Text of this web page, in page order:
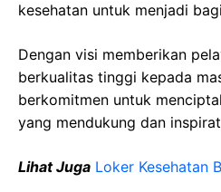
kesehatan untuk menjadi
Dengan visi memberikan
berkualitas tinggi kepada
berkomitmen untuk
yang mendukung dan
Lihat Juga Loker Kesehatan